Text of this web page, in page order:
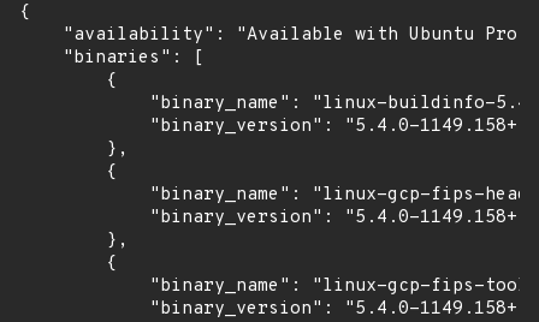
{
"availability": "Available with Ubuntu Pro:
    "binaries": [
        {
"binary_name": "linux-buildinfo-
"binary_version": "5.4.0-
        },
        {
"binary_name": "linux-gcp-fips-
"binary_version": "5.4.0-
        },
        {
"binary_name": "linux-gcp-fips-
"binary_version": "5.4.0-